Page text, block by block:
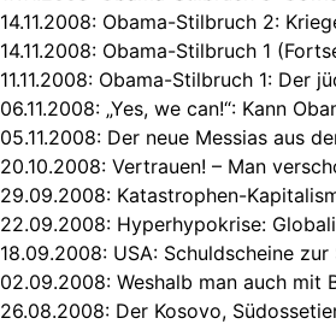
14.11.2008: Obama-Stilbruch 2:
14.11.2008: Obama-Stilbruch 1
11.11.2008: Obama-Stilbruch 1: Der
06.11.2008: „Yes, we can!“: Kann
05.11.2008: Der neue Messias aus
20.10.2008: Vertrauen! – Man
29.09.2008: Katastrophen-
22.09.2008: Hyperhypokrise:
18.09.2008: USA: Schuldscheine
02.09.2008: Weshalb man auch mit
26.08.2008: Der Kosovo,